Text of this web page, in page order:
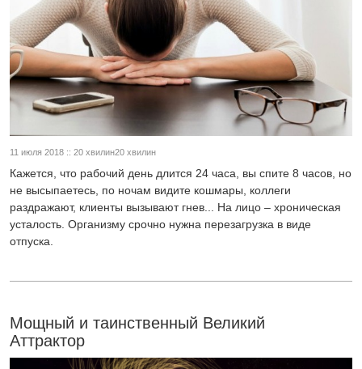
11 июля 2018 :: 20 хвилин20 хвилин
Кажется, что рабочий день длится 24 часа, вы спите 8 часов, но
не высыпаетесь, по ночам видите кошмары, коллеги
раздражают, клиенты вызывают гнев... На лицо – хроническая
усталость. Организму срочно нужна перезагрузка в виде
отпуска.
Мощный и таинственный Великий
Аттрактор